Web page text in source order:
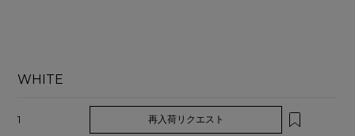
WHITE
1 再入荷リクエスト